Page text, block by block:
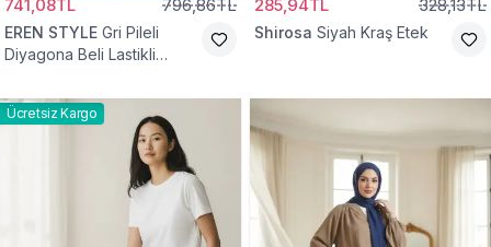
741,08TL 796,86TL
EREN STYLE Gri Pileli
Diyagona Beli Lastikli
285,94TL 328,13TL
Shirosa Siyah Kraş Etek
Ücretsiz Kargo